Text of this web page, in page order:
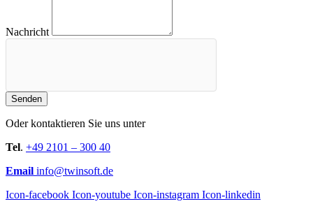
Nachricht
Senden
Oder kontaktieren Sie uns unter
Tel. +49 2101 – 300 40
Email info@twinsoft.de
Icon-facebook Icon-youtube Icon-instagram Icon-linkedin